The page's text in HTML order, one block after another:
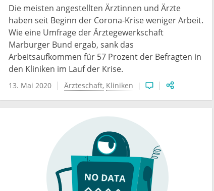
Die meisten angestellten Ärztinnen und Ärzte
haben seit Beginn der Corona-Krise weniger Arbeit.
Wie eine Umfrage der Ärztegewerkschaft
Marburger Bund ergab, sank das
Arbeitsaufkommen für 57 Prozent der Befragten in
den Kliniken im Lauf der Krise.
13. Mai 2020 Ärzteschaft Kliniken